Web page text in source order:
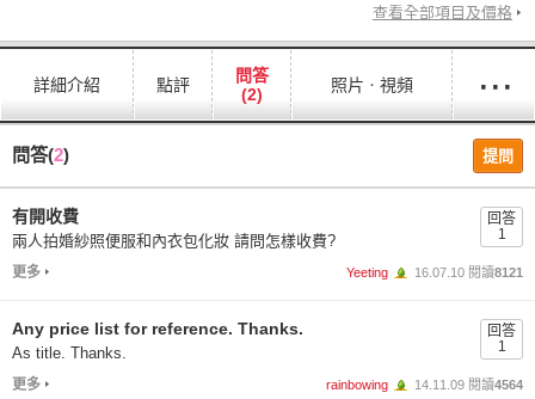
查看全部項目及價格
詳細介紹 點評
問答
(2)
照片ㆍ視頻 ···
問答(2) 提問
有開收費
兩人拍婚紗照便服和內衣包化妝 請問怎樣收費?
更多 Yeeting 16.07.10 閱讀8121
回答
1
Any price list for reference. Thanks.
As title. Thanks.
更多 rainbowing 14.11.09 閱讀4564
回答
1